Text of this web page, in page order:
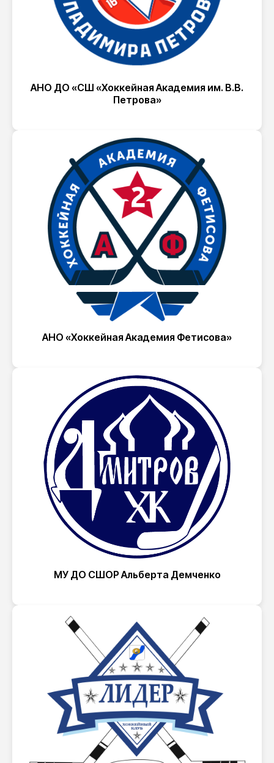
АНО ДО «СШ «Хоккейная Академия им. В.В.
Петрова»
АНО «Хоккейная Академия Фетисова»
МУ ДО СШОР Альберта Демченко